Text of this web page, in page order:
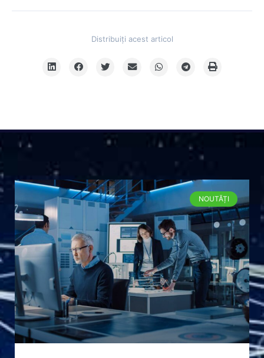
Distribuiți acest articol
NOUTĂȚI